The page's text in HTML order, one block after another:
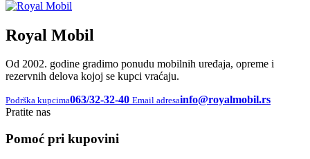
Royal Mobil
Od 2002. godine gradimo ponudu mobilnih uređaja, opreme i
rezervnih delova kojoj se kupci vraćaju.
Podrška kupcima063/32-32-40 Email adresainfo@royalmobil.rs
Pratite nas
Pomoć pri kupovini